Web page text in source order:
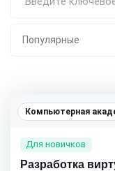
Компьютерная
Для новичков
Разработка